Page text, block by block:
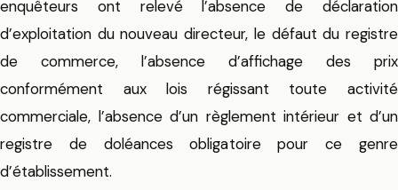
enquêteurs ont relevé l’absence de déclaration
d’exploitation du nouveau directeur, le défaut du registre
de commerce, l’absence d’affichage des prix
conformément aux lois régissant toute activité
commerciale, l’absence d’un règlement intérieur et d’un
registre de doléances obligatoire pour ce genre
d’établissement.